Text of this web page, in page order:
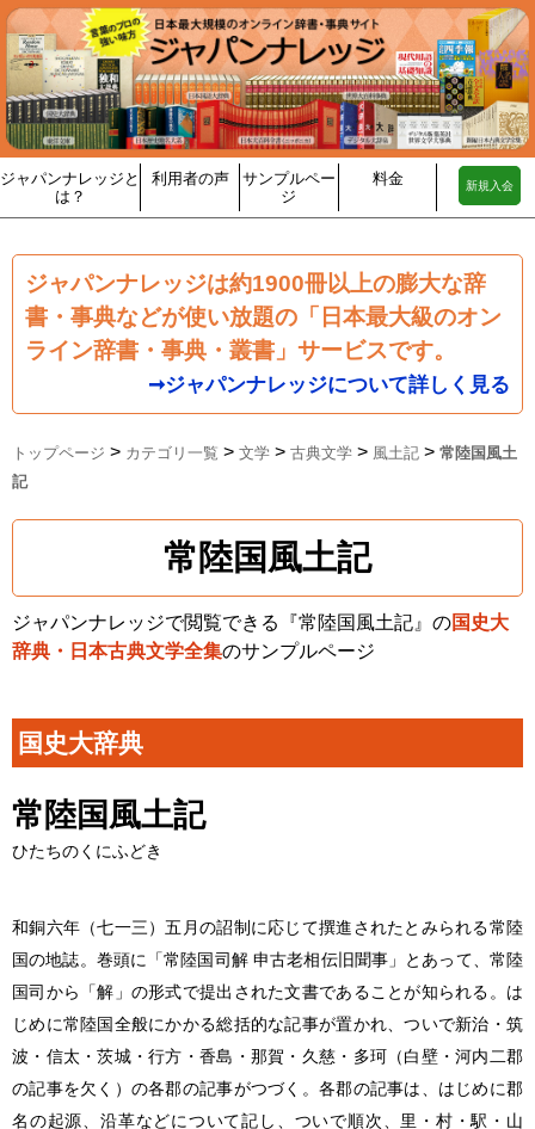
ジャパンナレッジと
は？
利用者の声
サンプルペー
ジ
料金 新規入会
ジャパンナレッジは約1900冊以上の膨大な辞
書・事典などが使い放題の「日本最大級のオン
ライン辞書・事典・叢書」サービスです。
➞ジャパンナレッジについて詳しく見る
トップページ > カテゴリ一覧 > 文学 > 古典文学 > 風土記 > 常陸国風土
記
常陸国風土記
ジャパンナレッジで閲覧できる『常陸国風土記』の国史大
辞典・日本古典文学全集のサンプルページ
国史大辞典
常陸国風土記
ひたちのくにふどき
和銅六年（七一三）五月の詔制に応じて撰進されたとみられる常陸
国の地誌。巻頭に「常陸国司解 申古老相伝旧聞事」とあって、常陸
国司から「解」の形式で提出された文書であることが知られる。は
じめに常陸国全般にかかる総括的な記事が置かれ、ついで新治・筑
波・信太・茨城・行方・香島・那賀・久慈・多珂（白壁・河内二郡
の記事を欠く）の各郡の記事がつづく。各郡の記事は、はじめに郡
名の起源、沿革などについて記し、ついで順次、里・村・駅・山